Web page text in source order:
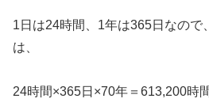
1日は24時間、1年は365日なので
は、
24時間×365日×70年＝613,200時